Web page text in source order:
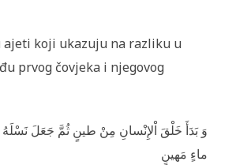
ajeti koji ukazuju na razliku u
prvog čovjeka i njegovog
وَ بَدَأَ خَلْقَ اْلإِنْسانِ مِنْ طينٍ ثُمَّ جَعَلَ
ماءٍ مَهينٍ